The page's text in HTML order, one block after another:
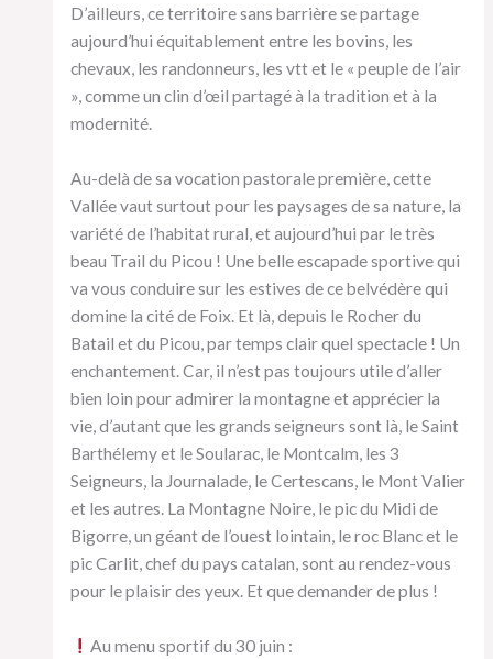
D’ailleurs, ce territoire sans barrière se partage
aujourd’hui équitablement entre les bovins, les
chevaux, les randonneurs, les vtt et le « peuple de l’air
», comme un clin d’œil partagé à la tradition et à la
modernité.
Au-delà de sa vocation pastorale première, cette
Vallée vaut surtout pour les paysages de sa nature, la
variété de l’habitat rural, et aujourd’hui par le très
beau Trail du Picou ! Une belle escapade sportive qui
va vous conduire sur les estives de ce belvédère qui
domine la cité de Foix. Et là, depuis le Rocher du
Batail et du Picou, par temps clair quel spectacle ! Un
enchantement. Car, il n’est pas toujours utile d’aller
bien loin pour admirer la montagne et apprécier la
vie, d’autant que les grands seigneurs sont là, le Saint
Barthélemy et le Soularac, le Montcalm, les 3
Seigneurs, la Journalade, le Certescans, le Mont Valier
et les autres. La Montagne Noire, le pic du Midi de
Bigorre, un géant de l’ouest lointain, le roc Blanc et le
pic Carlit, chef du pays catalan, sont au rendez-vous
pour le plaisir des yeux. Et que demander de plus !
Au menu sportif du 30 juin :